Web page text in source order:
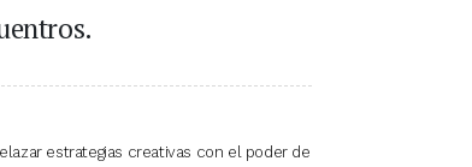
estrategias creativas con el poder de